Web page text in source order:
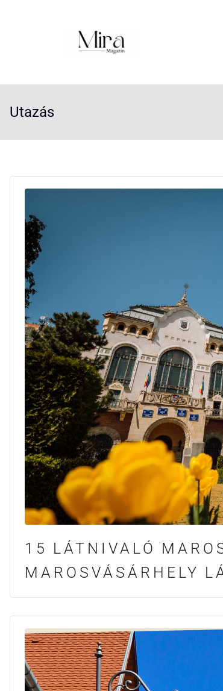
Utazás
15 LÁTNIVALÓ
MAROSVÁSÁRHELY